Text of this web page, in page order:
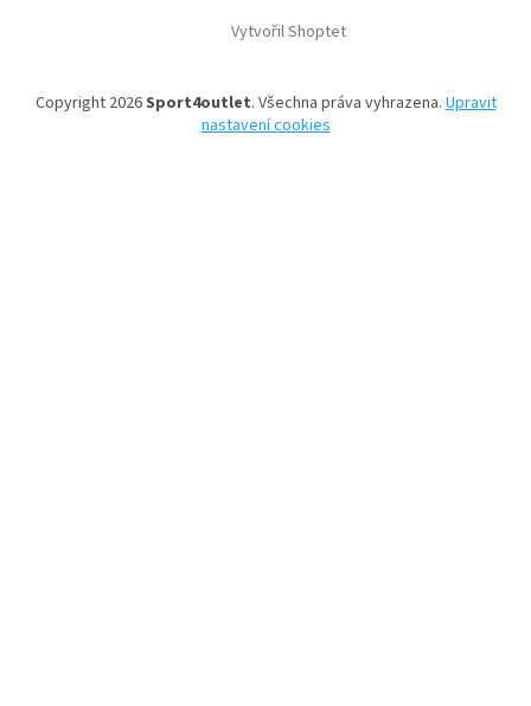
Vytvořil Shoptet
Copyright 2026Sport4outlet. Všechna práva vyhrazena.Upravit
nastavení cookies